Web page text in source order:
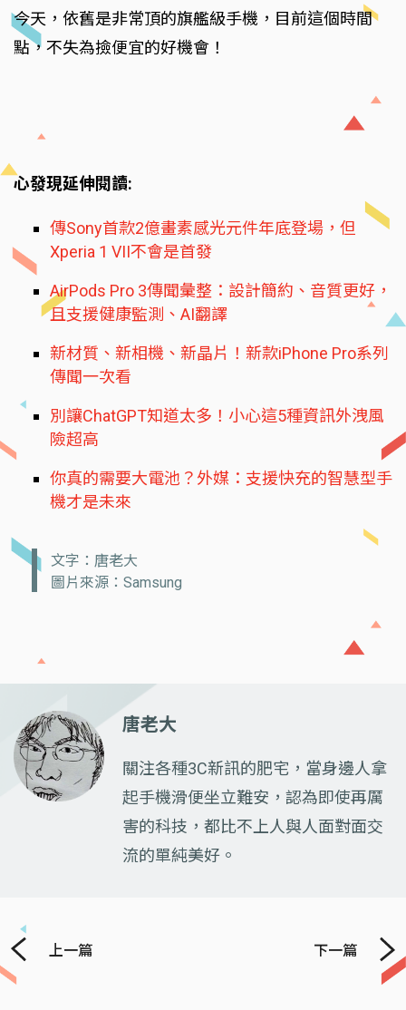
今天，依舊是非常頂的旗艦級手機，目前這個時間
點，不失為撿便宜的好機會！
心發現延伸閱讀:
傳Sony首款2億畫素感光元件年底登場，但
Xperia 1 VII不會是首發
AirPods Pro 3傳聞彙整：設計簡約、音質更好，
且支援健康監測、AI翻譯
新材質、新相機、新晶片！新款iPhone Pro系列
傳聞一次看
別讓ChatGPT知道太多！小心這5種資訊外洩風
險超高
你真的需要大電池？外媒：支援快充的智慧型手
機才是未來
文字：唐老大
圖片來源：Samsung
唐老大
關注各種3C新訊的肥宅，當身邊人拿
起手機滑便坐立難安，認為即使再厲
害的科技，都比不上人與人面對面交
流的單純美好。
上一篇 下一篇